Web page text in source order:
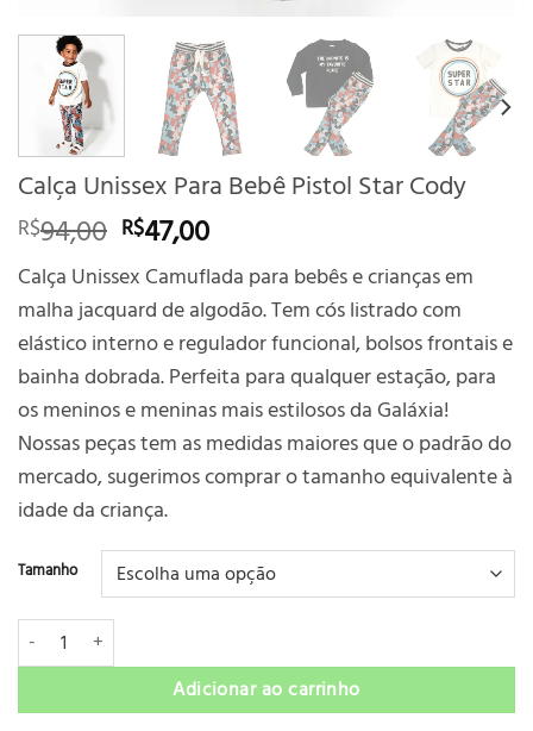
Calça Unissex Para Bebê Pistol Star Cody
R$94,00 O
preço
original
era:
R$94,00.
R$47,00O
preço
atual
é:
R$47,00.
Calça Unissex Camuflada para bebês e crianças em
malha jacquard de algodão. Tem cós listrado com
elástico interno e regulador funcional, bolsos frontais e
bainha dobrada. Perfeita para qualquer estação, para
os meninos e meninas mais estilosos da Galáxia!
Nossas peças tem as medidas maiores que o padrão do
mercado, sugerimos comprar o tamanho equivalente à
idade da criança.
Tamanho
Calça Unissex Para Bebê Pistol Star Cody quantidade
Adicionar ao carrinho